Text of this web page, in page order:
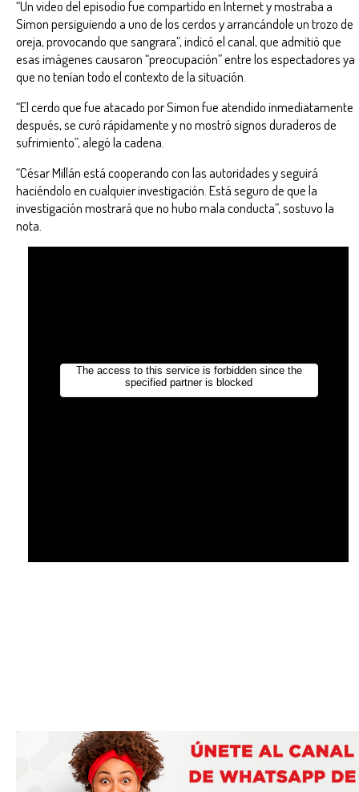
“Un video del episodio fue compartido en Internet y mostraba a
Simon persiguiendo a uno de los cerdos y arrancándole un trozo de
oreja, provocando que sangrara”, indicó el canal, que admitió que
esas imágenes causaron “preocupación” entre los espectadores ya
que no tenían todo el contexto de la situación.
“El cerdo que fue atacado por Simon fue atendido inmediatamente
después, se curó rápidamente y no mostró signos duraderos de
sufrimiento”, alegó la cadena.
“César Millán está cooperando con las autoridades y seguirá
haciéndolo en cualquier investigación. Está seguro de que la
investigación mostrará que no hubo mala conducta”, sostuvo la
nota.